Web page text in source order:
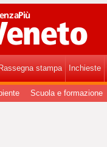
Rassegna stampa Inchieste
Scuola e formazione